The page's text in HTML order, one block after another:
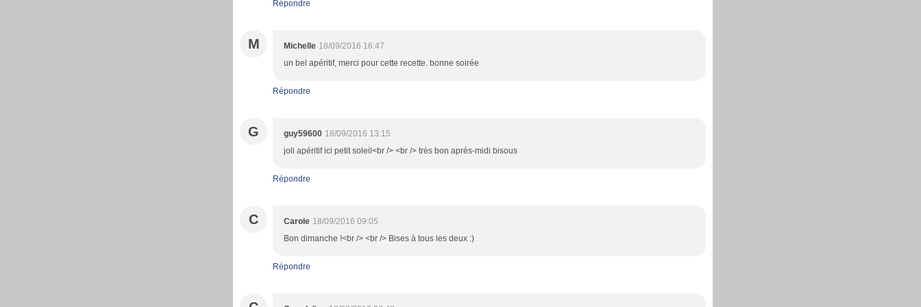
Répondre
M Michelle 18/09/2016 16:47
un bel apéritif, merci pour cette recette. bonne soirée
Répondre
G guy59600 18/09/2016 13:15
joli apéritif ici petit soleil<br /> <br /> très bon après-midi bisous
Répondre
C Carole 18/09/2016 09:05
Bon dimanche !<br /> <br /> Bises à tous les deux :)
Répondre